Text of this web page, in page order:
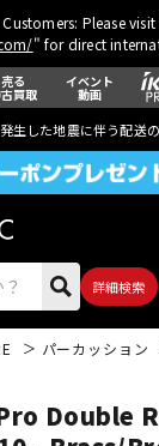
Customers: Please
" for direct
売る
買取
イベント
動画
発生した地震に伴う配送
詳細検索
パーカッション
Double